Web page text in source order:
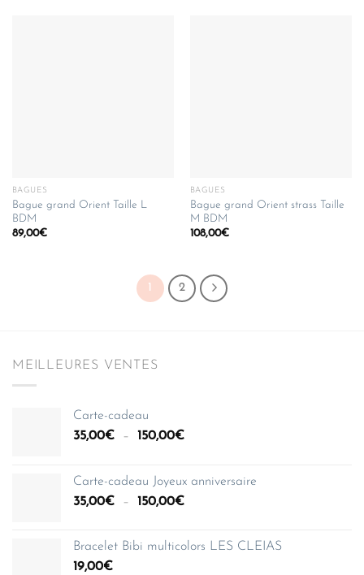
BAGUES
Bague grand Orient Taille L
BDM
89,00€
BAGUES
Bague grand Orient strass Taille
M BDM
108,00€
1 2
MEILLEURES VENTES
Carte-cadeau
35,00€ – 150,00€Plage
35,00€
à
Carte-cadeau Joyeux anniversaire
35,00€ – 150,00€Plage
35,00€
Bracelet Bibi multicolors LES CLEIAS
19,00€